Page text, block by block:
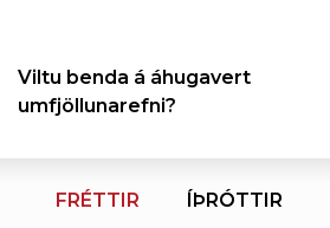
Viltu benda á áhugavert
umfjöllunarefni?
FRÉTTIR ÍÞRÓTTIR